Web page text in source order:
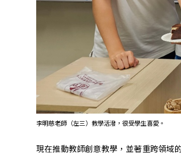
李明慈老師（左三）教學活潑，很受學生喜愛。
現在推動教師創意教學，並著重跨領域